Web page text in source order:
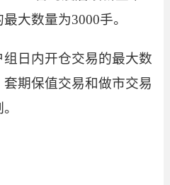
大数量为3000手。
日内开仓交易的最大数
期保值交易和做市交易